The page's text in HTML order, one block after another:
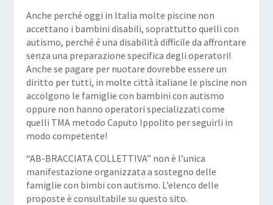
Anche perché oggi in Italia molte piscine non
accettano i bambini disabili, soprattutto quelli con
autismo, perché é una disabilità difficile da affrontare
senza una preparazione specifica degli operatori!
Anche se pagare per nuotare dovrebbe essere un
diritto per tutti, in molte città italiane le piscine non
accolgono le famiglie con bambini con autismo
oppure non hanno operatori specializzati come
quelli TMA metodo Caputo Ippolito per seguirli in
modo competente!
“AB-BRACCIATA COLLETTIVA” non è l’unica
manifestazione organizzata a sostegno delle
famiglie con bimbi con autismo. L’elenco delle
proposte è consultabile su questo sito.